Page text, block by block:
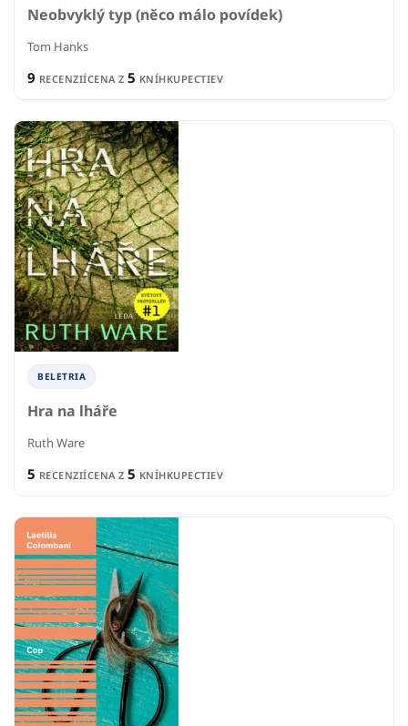
Neobvyklý typ (něco málo povídek)
Tom Hanks
9 RECENZIÍCENA Z 5 KNÍHKUPECTIEV
BELETRIA
Hra na lháře
Ruth Ware
5 RECENZIÍCENA Z 5 KNÍHKUPECTIEV